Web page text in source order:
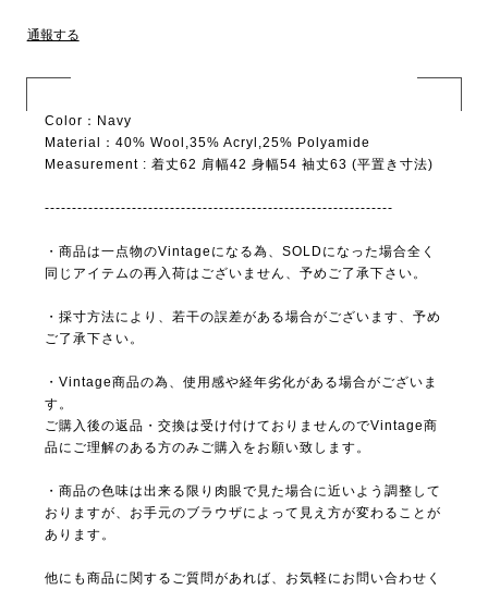
通報する
Color：Navy
Material：40% Wool,35% Acryl,25% Polyamide
Measurement : 着丈62 肩幅42 身幅54 袖丈63 (平置き寸法)
----------------------------------------------------------------
・商品は一点物のVintageになる為、SOLDになった場合全く
同じアイテムの再入荷はございません、予めご了承下さい。
・採寸方法により、若干の誤差がある場合がございます、予め
ご了承下さい。
・Vintage商品の為、使用感や経年劣化がある場合がございま
す。
ご購入後の返品・交換は受け付けておりませんのでVintage商
品にご理解のある方のみご購入をお願い致します。
・商品の色味は出来る限り肉眼で見た場合に近いよう調整して
おりますが、お手元のブラウザによって見え方が変わることが
あります。
他にも商品に関するご質問があれば、お気軽にお問い合わせく